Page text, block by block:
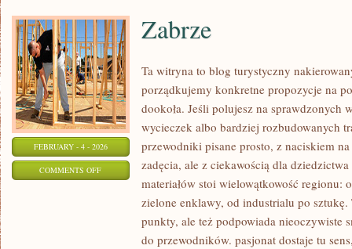
FEBRUARY - 4 - 2026
COMMENTS OFFON
Zabrze
Ta witryna to blog turystyczny
porządkujemy konkretne propozycje na
dookoła. Jeśli polujesz na sprawdzonych
wycieczek albo bardziej rozbudowanych
przewodniki pisane prosto, z naciskiem
zadęcia, ale z ciekawością dla
materiałów stoi wielowątkowość regionu:
zielone enklawy, od industrialu po
punkty, ale też podpowiada nieoczywiste
do przewodników. pasjonat dostaje tu